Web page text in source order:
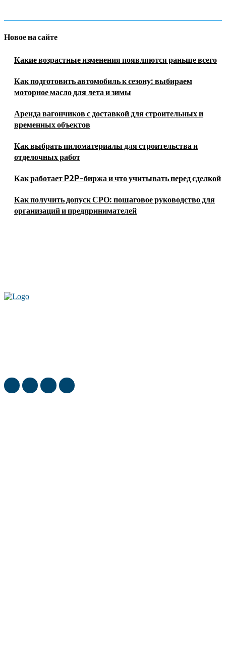
Новое на сайте
Какие возрастные изменения появляются раньше всего
Как подготовить автомобиль к сезону: выбираем
моторное масло для лета и зимы
Аренда вагончиков с доставкой для строительных и
временных объектов
Как выбрать пиломатериалы для строительства и
отделочных работ
Как работает P2P-биржа и что учитывать перед сделкой
Как получить допуск СРО: пошаговое руководство для
организаций и предпринимателей